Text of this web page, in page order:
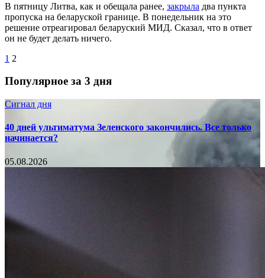
В пятницу Литва, как и обещала ранее, закрыла два пункта
пропуска на беларуской границе. В понедельник на это
решение отреагировал беларуский МИД. Сказал, что в ответ
он не будет делать ничего.
1 2
Популярное за 3 дня
Сигнал дня
40 дней ультиматума Зеленского закончились. Все только
начинается?
05.08.2026